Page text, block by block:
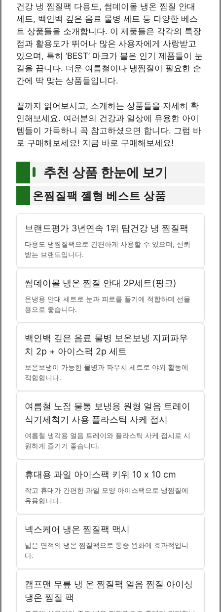
건강 냉 찜질팩 다용도, 썸데이몰 냉온 찜질 안대
세트, 백인백 깊은 음료 물병 세트 등 다양한 베스
트 상품들을 소개합니다. 이 제품들은 각각의 특장
점과 활용도가 뛰어나 많은 사용자에게 사랑받고
있으며, 특히 ‘BEST’ 마크가 붙은 인기 제품들이 눈
길을 끕니다. 더운 여름철이나 냉찜질이 필요한 순
간에 딱 맞는 상품들입니다.
끝까지 읽어보시고, 소개하는 상품들을 자세히 확
인해보세요. 여러분의 건강과 일상에 유용한 아이
템들이 가득하니 꼭 참고하셨으면 합니다. 그럼 바
로 구매해보세요! 지금 바로 구매해보세요!
추천 상품 한눈에 보기
온찜질팩 젤형 베스트 상품
브랜드평가 3년연속 1위 탑건강 냉 찜질팩
다용도 냉찜질팩으로 간편하게 사용할 수 있으며, 신뢰
받는 브랜드입니다.
썸데이몰 냉온 찜질 안대 2P세트(핑크)
온냉용 안대 세트로 눈과 피로를 풀기에 적합하며 선물
용으로 좋습니다.
백인백 깊은 음료 물병 보온보냉 지퍼파우
치 2p + 아이스팩 2p 세트
보온보냉이 가능한 물병과 파우치 세트로 야외 활동에
적합합니다.
여름철 노점 물통 보냉용 원형 얼음 트레이
식기세척기 사용 플라스틱 사케 접시
여름철 냉각용 얼음 트레이와 플라스틱 사케 접시로 시
원하게 즐기기 좋습니다.
휴대용 과일 아이스팩 키위 10 x 10 cm
작고 휴대가 간편한 과일 모양 아이스팩으로 냉찜질에
유용합니다.
넥스케어 냉온 찜질팩 맥시
넓은 면적의 냉온 찜질팩으로 통증 완화에 효과적입니
다.
캠프맨 무릎 냉 온 찜질팩 얼음 찜질 아이싱
냉온 찜질 팩